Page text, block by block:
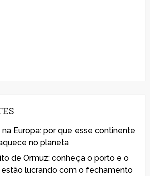
Europa: por que esse continente
no planeta
de Ormuz: conheça o porto e o
lucrando com o fechamento